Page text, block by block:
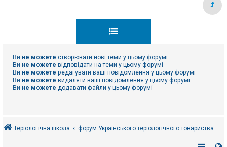
Ви не можете створювати нові теми у цьому форумі
Ви не можете відповідати на теми у цьому форумі
Ви не можете редагувати ваші повідомлення у цьому форумі
Ви не можете видаляти ваші повідомлення у цьому форумі
Ви не можете додавати файли у цьому форумі
Теріологічна школа форум Українського теріологічного товариства